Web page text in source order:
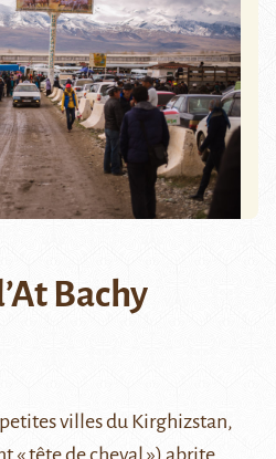
Bachy
villes du Kirghizstan,
« tête de cheval ») abrite